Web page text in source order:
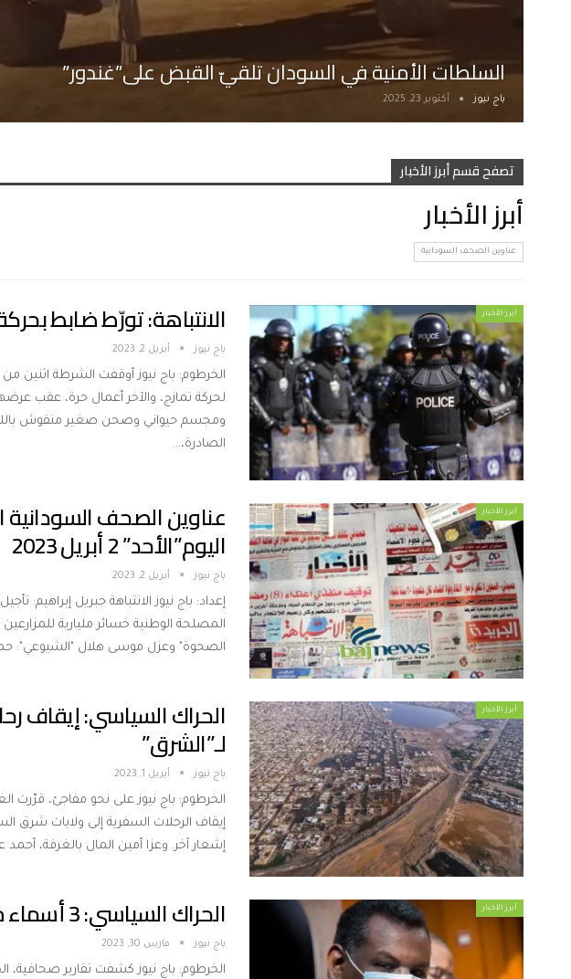
السلطات الأمنية في السودان تلقيّ القبض على”غندور”
باج نيوز أكتوبر 23, 2025
تصفح قسم أبرز الأخبار
أبرز الأخبار
عناوين الصحف السودانية
أبرز الأخبار الانتباهة: تورّط ضابط
باج نيوز أبريل 2, 2023
الخرطوم: باج نيوز أوقفت الشرطة اثنين
لحركة تمازج، والآخر أعمال حرة، عقب
ومجسم حيواني وصحن صغير منقوش
الصادرة،…
أبرز الأخبار عناوين الصحف السودانية
اليوم”الأحد” 2 أبريل 2023
باج نيوز أبريل 2, 2023
إعداد: باج نيوز الانتباهة جبريل إبراهيم:
المصلحة الوطنية خسائر مليارية
الصحوة" وعزل موسى هلال "الشيوعي":
أبرز الأخبار الحراك السياسي: إيقاف
لـ”الشرق”
باج نيوز أبريل 1, 2023
الخرطوم: باج نيوز على نحو مفاجئ، قرّرت
إشعار آخر. وعزا أمين المال بالغرفة،
أبرز الأخبار الحراك السياسي: 3 أسماء جديدة لرئاسة الوزراء
باج نيوز مارس 30, 2023
الخرطوم: باج نيوز كشفت تقارير